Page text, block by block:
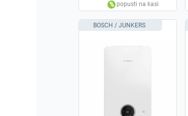
BOSCH / JUNKERS